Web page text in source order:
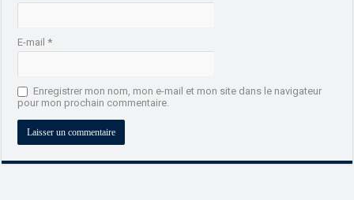
E-mail*
Enregistrer mon nom, mon e-mail et mon site dans le navigateur
pour mon prochain commentaire.